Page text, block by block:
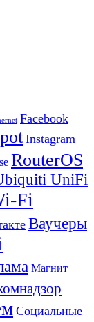
Facebook
Instagram
RouterOS
UniFi
Fi
Ваучеры
Магнит
Социальные